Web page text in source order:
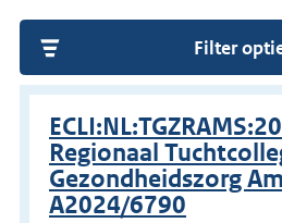
Filter
Regionaal
Gezondheidszorg
A2024/6790